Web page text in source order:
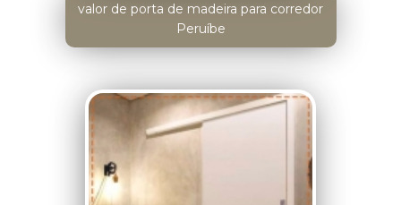
valor de porta de madeira para corredor
Peruíbe